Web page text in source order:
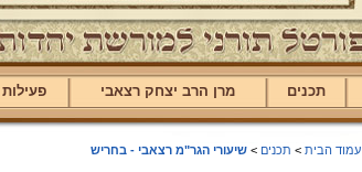
תכנים מרן הרב יצחק רצאבי פעילות
עמוד הבית > תכנים >שיעורי הגר"מ רצאבי - בחריש